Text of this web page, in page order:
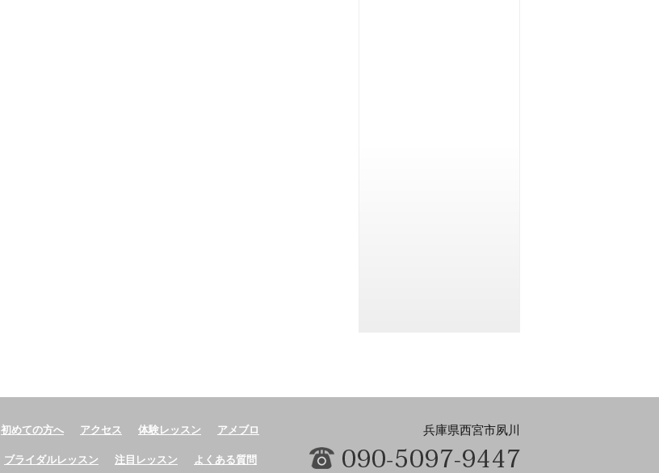
初めての方へ アクセス 体験レッスン アメブロ
ブライダルレッスン 注目レッスン よくある質問
兵庫県西宮市夙川